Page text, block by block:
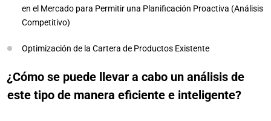
en el Mercado para Permitir una Planificación Proactiva (Análisis
Competitivo)
Optimización de la Cartera de Productos Existente
¿Cómo se puede llevar a cabo un análisis de
este tipo de manera eficiente e inteligente?